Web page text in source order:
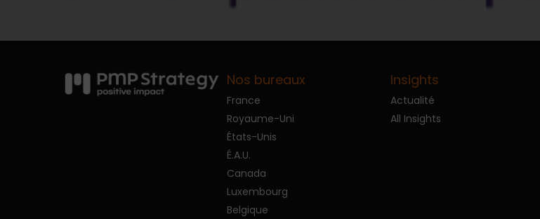
Nos bureaux
France
Royaume-Uni
États-Unis
É.A.U.
Canada
Luxembourg
Belgique
Insights
Actualité
All Insights